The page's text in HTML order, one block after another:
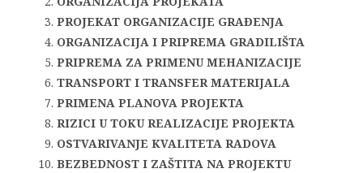
PROJEKAT ORGANIZACIJE GRAĐENJA
ORGANIZACIJA I PRIPREMA GRADILIŠTA
PRIPREMA ZA PRIMENU MEHANIZACIJE
TRANSPORT I TRANSFER MATERIJALA
PRIMENA PLANOVA PROJEKTA
RIZICI U TOKU REALIZACIJE PROJEKTA
OSTVARIVANJE KVALITETA RADOVA
BEZBEDNOST I ZAŠTITA NA PROJEKTU